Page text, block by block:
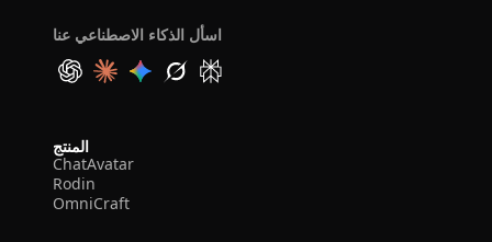
اسأل الذكاء الاصطناعي عنا
المنتج
ChatAvatar
Rodin
OmniCraft